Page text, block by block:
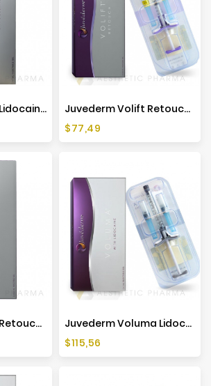
Juvederm Volift Lidocaine (2x1ml)
Juvederm Volift Retouch Lidocaine (1x0,55ml)
Cena
$77,49
Juvederm Volift Retouch Lidocaine (2x0,55ml)
Juvederm Voluma Lidocaine (1x1ml)
Cena
$115,56